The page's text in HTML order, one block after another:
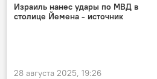
Израиль нанес удары по МВД в
столице Йемена - источник
28 августа 2025, 19:26